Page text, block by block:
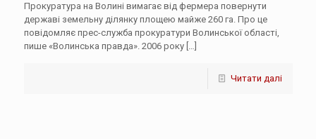
Прокуратура на Волині вимагає від фермера повернути
державі земельну ділянку площею майже 260 га. Про це
повідомляє прес-служба прокуратури Волинської області,
пише «Волинська правда». 2006 року[…]
Читати далі